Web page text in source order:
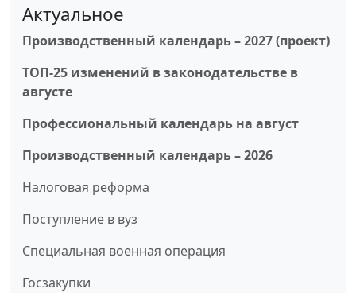
Актуальное
Производственный календарь – 2027 (проект)
ТОП-25 изменений в законодательстве в
августе
Профессиональный календарь на август
Производственный календарь – 2026
Налоговая реформа
Поступление в вуз
Специальная военная операция
Госзакупки